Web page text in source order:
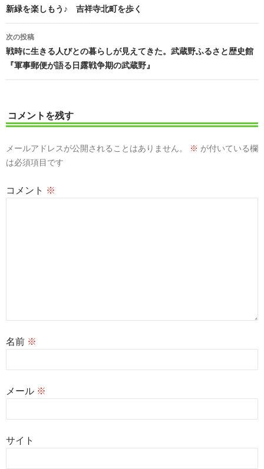
稿
ナ
ビ
ゲ
シ
ン
新緑を楽しもう♪ 吉祥寺北町を歩く
次の投稿
戦時に生きる人びとの暮らしが見えてきた。武蔵野ふるさと歴史館
『軍事郵便が語る日露戦争期の武蔵野』
コメントを残す
メールアドレスが公開されることはありません。 ※ が付いている欄
は必須項目です
コメント ※
名前 ※
メール ※
サイト